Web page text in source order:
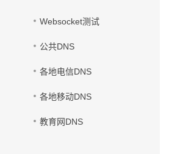
Websocket测试
公共DNS
各地电信DNS
各地移动DNS
教育网DNS